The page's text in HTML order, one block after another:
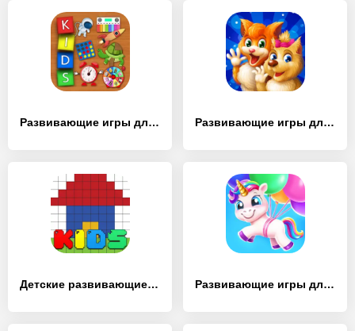
Развивающие игры для детей 4 - [MOD Много монет] Развивающие игры для детей 6-8 - [MOD Бесконечные монеты]
Детские развивающие игры 5 - [MOD Много монет] Развивающие игры для детей 2-4 - [MOD Бесконечные деньги]